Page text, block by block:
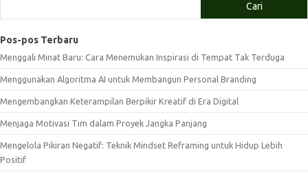
Cari
Pos-pos Terbaru
Menggali Minat Baru: Cara Menemukan Inspirasi di Tempat Tak Terduga
Menggunakan Algoritma AI untuk Membangun Personal Branding
Mengembangkan Keterampilan Berpikir Kreatif di Era Digital
Menjaga Motivasi Tim dalam Proyek Jangka Panjang
Mengelola Pikiran Negatif: Teknik Mindset Reframing untuk Hidup Lebih
Positif